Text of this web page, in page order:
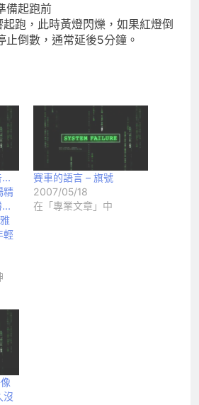
備起跑前
跑，此時黃燈閃爍，如果紅燈倒
止倒數，通常延後5分鐘。
…
精
…
輕
賽車的語言 – 旗號
2007/05/18
在「專業文章」中
沒